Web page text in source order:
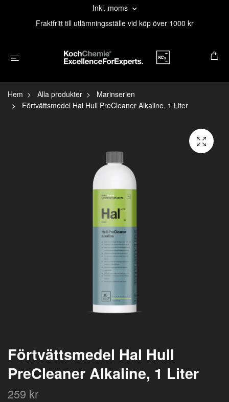
Inkl. moms
Fraktfritt till utlämningsställe vid köp över 1000 kr
Hem Alla produkter
Marinserien
Förtvättsmedel Hal Hull PreCleaner Alkaline, 1 Liter
Förtvättsmedel Hal Hull
PreCleaner Alkaline, 1 Liter
259 kr